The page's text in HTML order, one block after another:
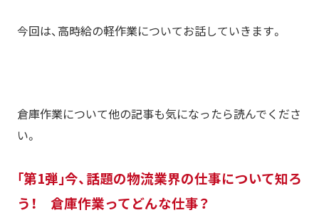
今回は、高時給の軽作業についてお話していきます。
倉庫作業について他の記事も気になったら読んでくださ
い。
｢第1弾｣今、話題の物流業界の仕事について知ろ
う！ 倉庫作業ってどんな仕事？